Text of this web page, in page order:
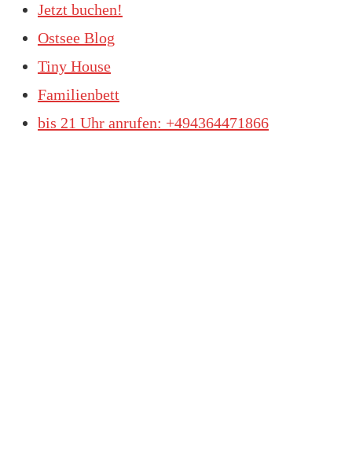
Jetzt buchen!
Ostsee Blog
Tiny House
Familienbett
bis 21 Uhr anrufen: +494364471866